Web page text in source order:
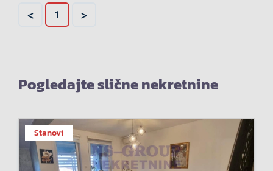
< 1 >
Pogledajte slične nekretnine
Stanovi